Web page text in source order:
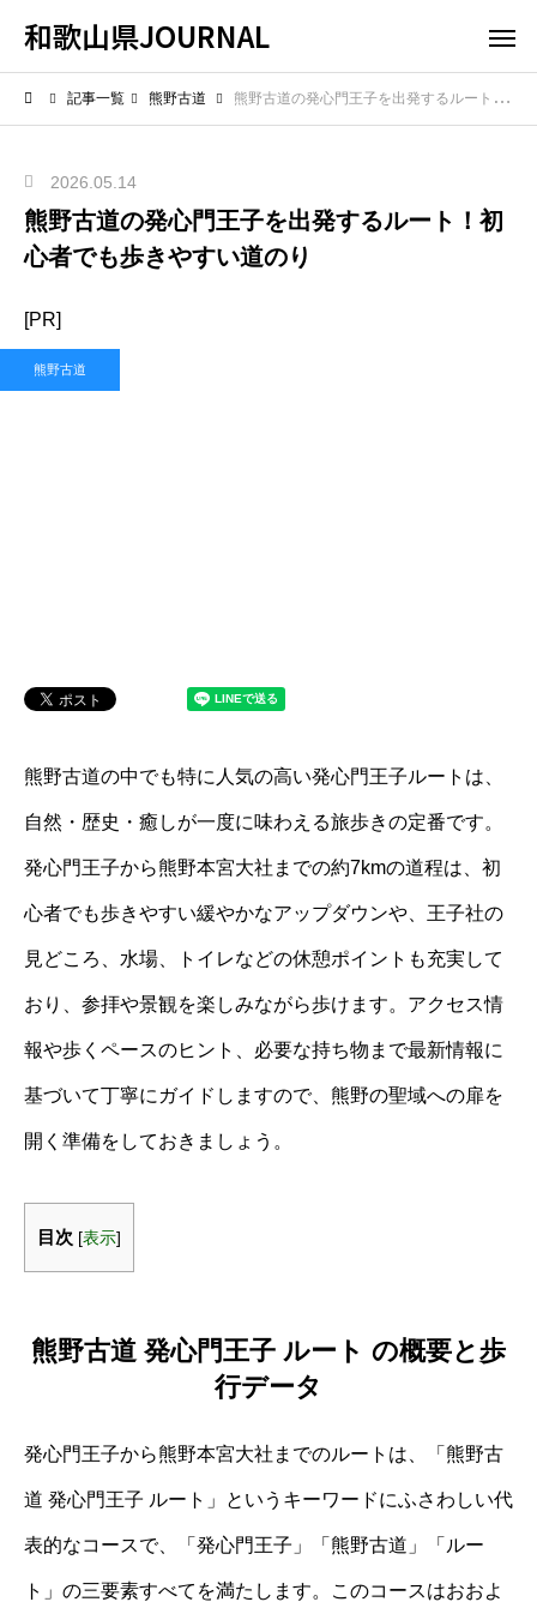
和歌山県JOURNAL
記事一覧 熊野古道 熊野古道の発心門王子を出発するルート！初心者でも歩きやすい道のり
2026.05.14
熊野古道の発心門王子を出発するルート！初
心者でも歩きやすい道のり
[PR]
熊野古道
熊野古道の中でも特に人気の高い発心門王子ルートは、
自然・歴史・癒しが一度に味わえる旅歩きの定番です。
発心門王子から熊野本宮大社までの約7kmの道程は、初
心者でも歩きやすい緩やかなアップダウンや、王子社の
見どころ、水場、トイレなどの休憩ポイントも充実して
おり、参拝や景観を楽しみながら歩けます。アクセス情
報や歩くペースのヒント、必要な持ち物まで最新情報に
基づいて丁寧にガイドしますので、熊野の聖域への扉を
開く準備をしておきましょう。
目次 [表示]
熊野古道 発心門王子 ルート の概要と歩
行データ
発心門王子から熊野本宮大社までのルートは、「熊野古
道 発心門王子 ルート」というキーワードにふさわしい代
表的なコースで、「発心門王子」「熊野古道」「ルー
ト」の三要素すべてを満たします。このコースはおおよ